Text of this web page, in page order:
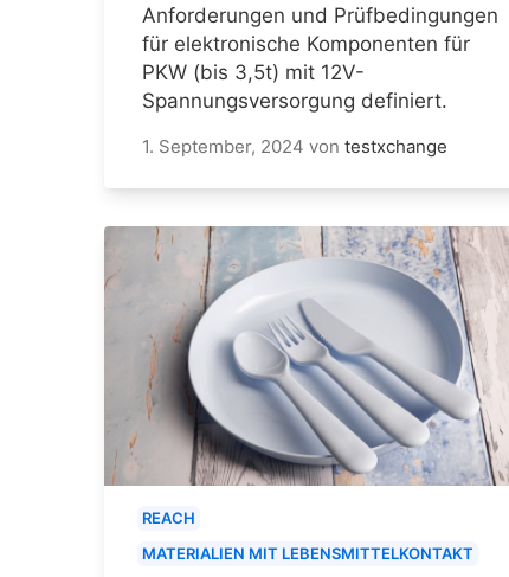
Anforderungen und Prüfbedingungen
für elektronische Komponenten für
PKW (bis 3,5t) mit 12V-
Spannungsversorgung definiert.
1. September, 2024 von testxchange
REACH
MATERIALIEN MIT LEBENSMITTELKONTAKT